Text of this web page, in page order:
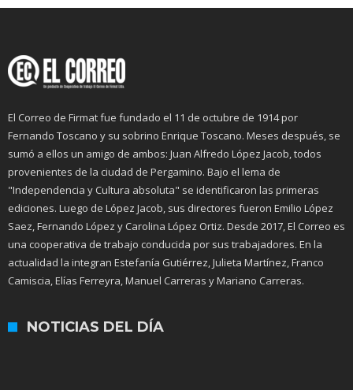
El Correo de Firmat fue fundado el 11 de octubre de 1914 por
Fernando Toscano y su sobrino Enrique Toscano. Meses después, se
sumó a ellos un amigo de ambos: Juan Alfredo López Jacob, todos
provenientes de la ciudad de Pergamino. Bajo el lema de
"Independencia y Cultura absoluta" se identificaron las primeras
ediciones. Luego de López Jacob, sus directores fueron Emilio López
Saez, Fernando López y Carolina López Ortiz. Desde 2017, El Correo es
una cooperativa de trabajo conducida por sus trabajadores. En la
actualidad la integran Estefanía Gutiérrez, Julieta Martínez, Franco
Camiscia, Elías Ferreyra, Manuel Carreras y Mariano Carreras.
NOTICIAS DEL DÍA